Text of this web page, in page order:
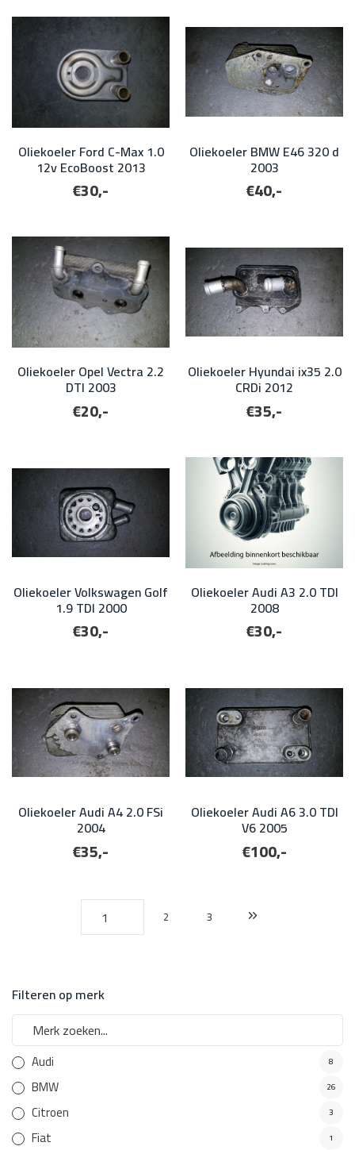
Oliekoeler Ford C-Max 1.0
12v EcoBoost 2013
€30,-
Oliekoeler BMW E46 320 d
2003
€40,-
Oliekoeler Opel Vectra 2.2
DTI 2003
€20,-
Oliekoeler Hyundai ix35 2.0
CRDi 2012
€35,-
Oliekoeler Volkswagen Golf
1.9 TDI 2000
€30,-
Oliekoeler Audi A3 2.0 TDI
2008
€30,-
Oliekoeler Audi A4 2.0 FSi
2004
€35,-
Oliekoeler Audi A6 3.0 TDI
V6 2005
€100,-
2 3
Filteren op merk
Audi 8
BMW 26
Citroen 3
Fiat 1